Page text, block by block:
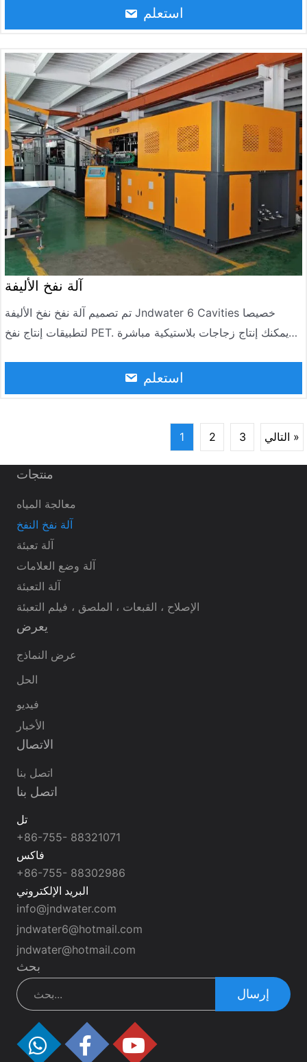
المعدات تسخين التشكيل ، والقولبة بالنفخ الممتد ، والتبريد السريع
، وإزالة القوالب الأوتوماتيكية ، وتدعم الاحتياجات المتنوعة مثل
والتغليف الغذائية.
استعلم
آلة نفخ الأليفة
تم تصميم آلة نفخ نفخ الأليفة Jndwater 6 Cavities خصيصا
لتطبيقات إنتاج نفخ PET. يمكنك إنتاج زجاجات بلاستيكية مباشرة
استعلم
1 2 3 التالي »
منتجات
معالجة المياه
آلة نفخ النفخ
آلة تعبئة
آلة وضع العلامات
آلة التعبئة
الإصلاح ، القبعات ، الملصق ، فيلم التعبئة
يعرض
عرض النماذج
الحل
فيديو
الأخبار
الاتصال
اتصل بنا
اتصل بنا
تل
+86-755- 88321071
فاكس
+86-755- 88302986
البريد الإلكتروني
info@jndwater.com
jndwater6@hotmail.com
jndwater@hotmail.com
بحث
إرسال